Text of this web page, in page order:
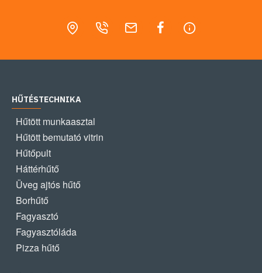
HŰTÉSTECHNIKA
Hűtött munkaasztal
Hűtött bemutató vitrin
Hűtőpult
Háttérhűtő
Üveg ajtós hűtő
Borhűtő
Fagyasztó
Fagyasztóláda
Pizza hűtő